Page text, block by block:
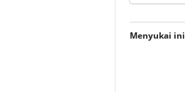
Menyukai